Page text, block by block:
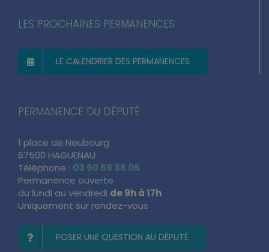
LES PROCHAINES PERMANENCES
LE CALENDRIER DES PERMANENCES
PERMANENCE DU DÉPUTÉ
1 place de Neubourg
67500 HAGUENAU
Téléphone : 03 90 59 38 05
Permanence ouverte
du lundi au vendredi de 9h à 17h
Uniquement sur rendez-vous
POSER UNE QUESTION AU DÉPUTÉ